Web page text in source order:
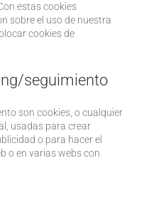
estas cookies
sobre el uso de nuestra
cookies de
seguimiento
son cookies, o cualquier
usadas para crear
o para hacer el
o en varias webs con